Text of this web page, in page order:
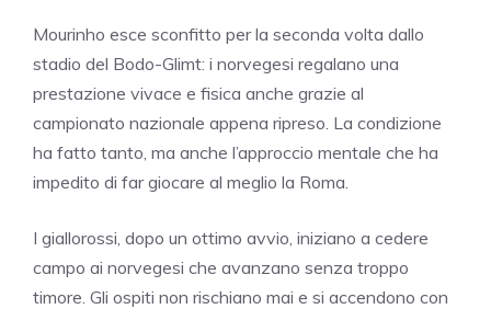
Mourinho esce sconfitto per la seconda volta dallo
stadio del Bodo-Glimt: i norvegesi regalano una
prestazione vivace e fisica anche grazie al
campionato nazionale appena ripreso. La condizione
ha fatto tanto, ma anche l’approccio mentale che ha
impedito di far giocare al meglio la Roma.
I giallorossi, dopo un ottimo avvio, iniziano a cedere
campo ai norvegesi che avanzano senza troppo
timore. Gli ospiti non rischiano mai e si accendono con